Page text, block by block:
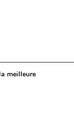
meilleure